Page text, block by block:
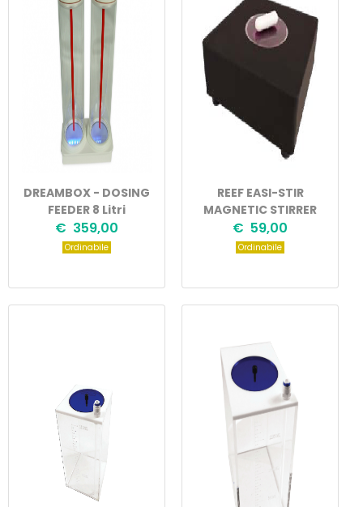
DREAMBOX - DOSING
FEEDER 8 Litri
€ 359,00
Ordinabile
REEF EASI-STIR
MAGNETIC STIRRER
€ 59,00
Ordinabile